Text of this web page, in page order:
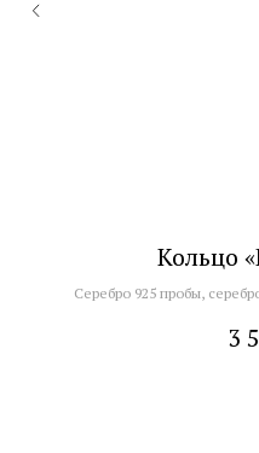
Кольцо
Серебро 925 пробы,
3